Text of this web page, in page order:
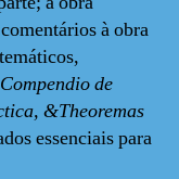
à obra
de
&Theoremas
essenciais para